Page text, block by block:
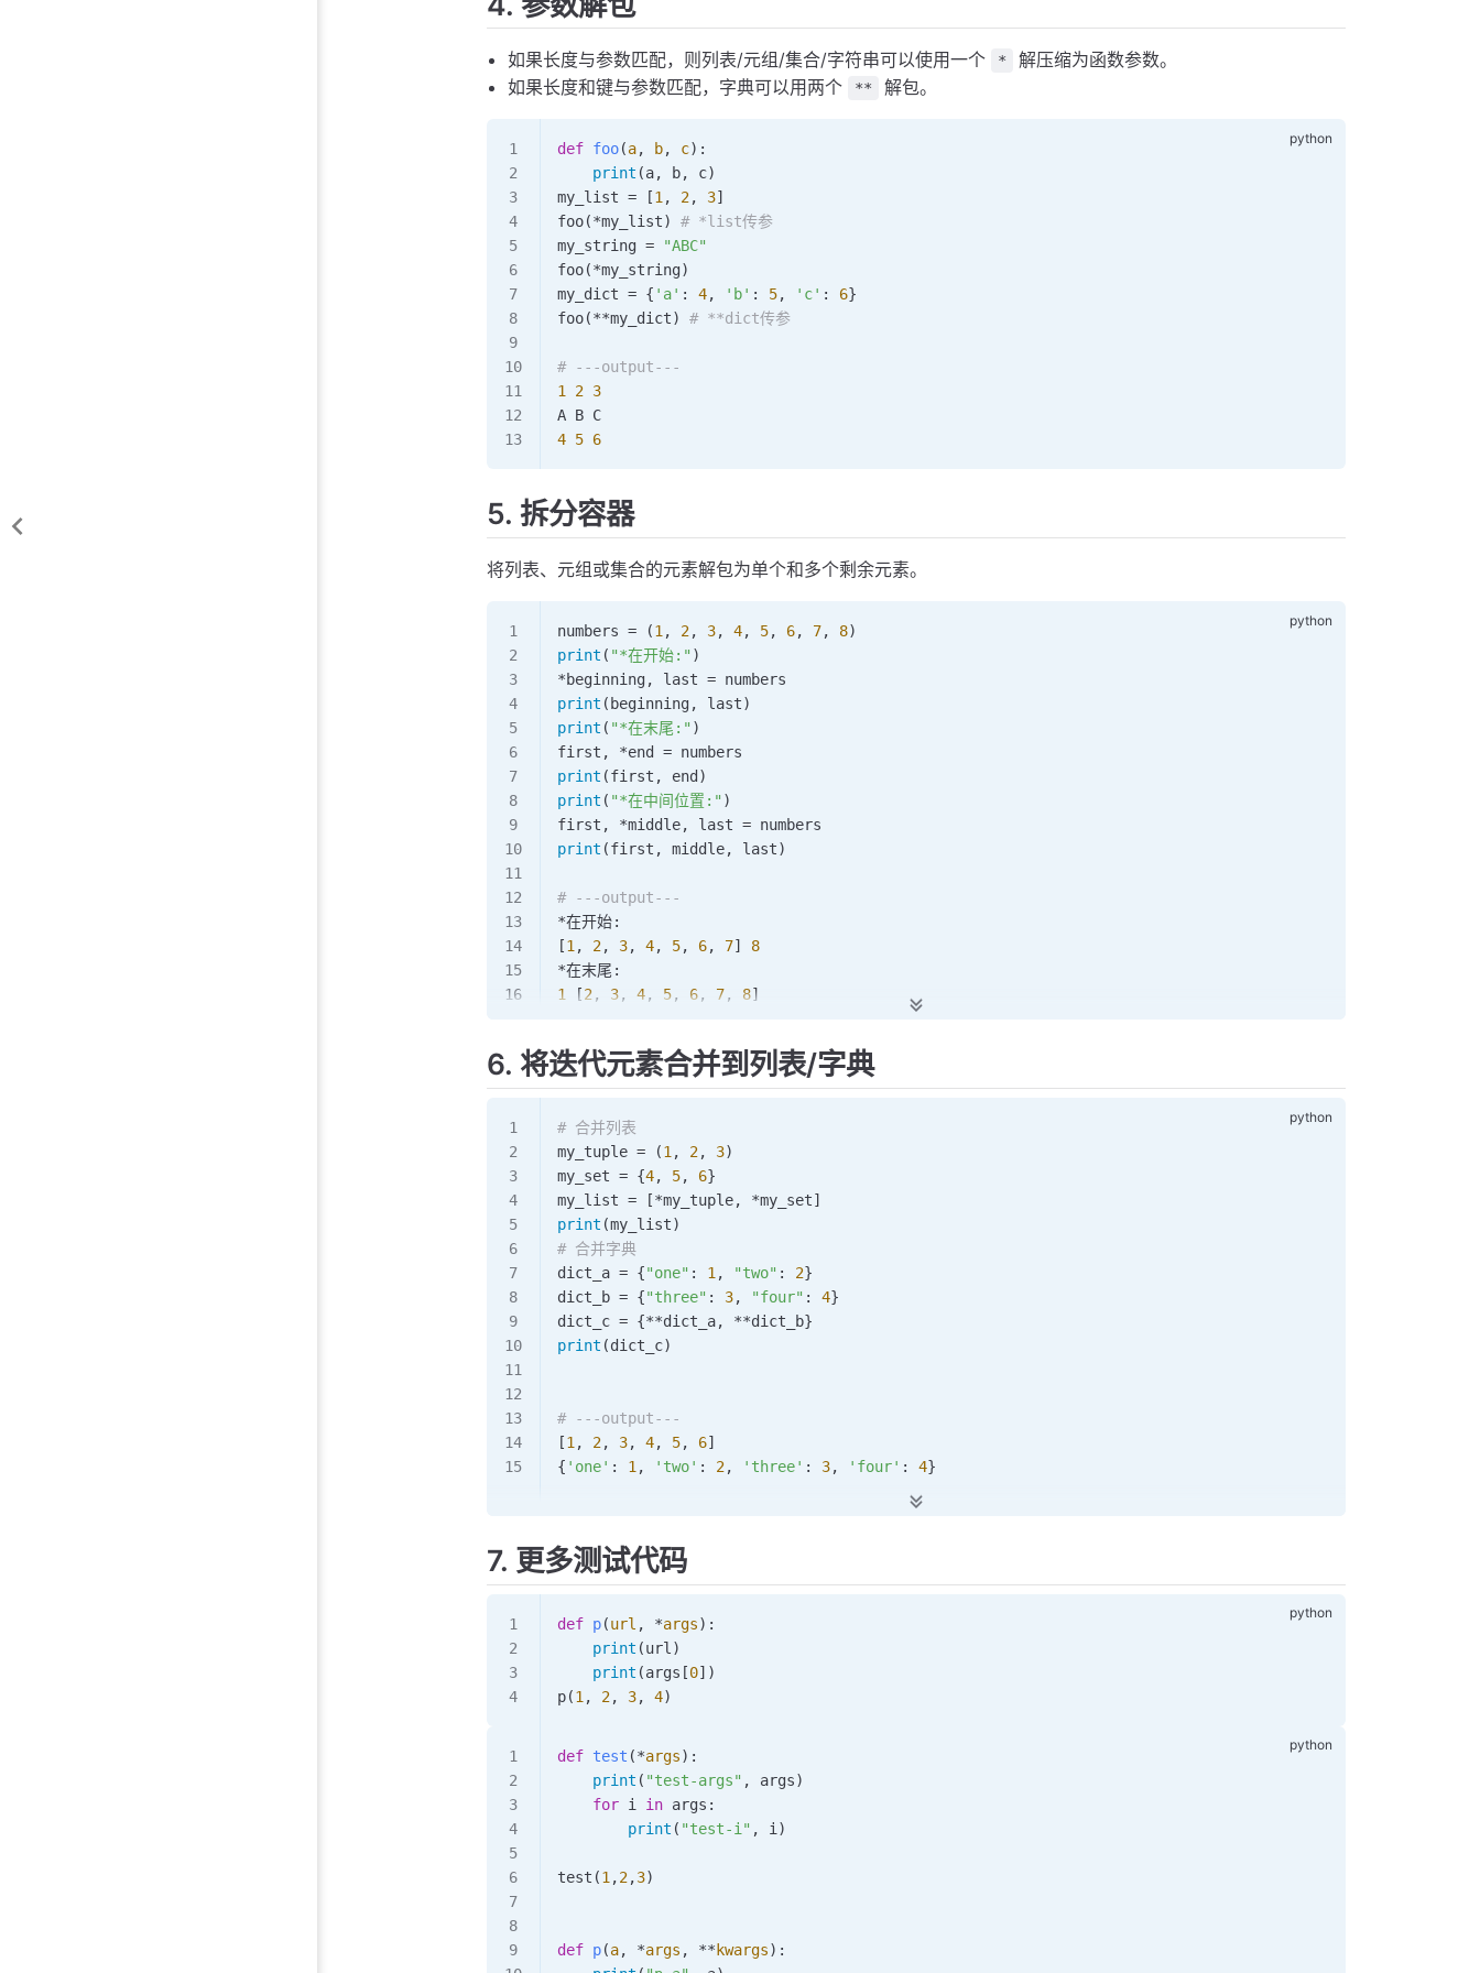
name Alex
age 8
Michael
5
如果长度与参数匹配，则列表/元组/集合/字符串可以使用一个 *
解压缩为函数参数。
如果长度和键与参数匹配，字典可以用两个
** 解包。
def foo(a, b, c):
    print
(a, b, c)
my_list = [1, 2, 3]
foo(*my_list) # *list传参
my_string = "ABC"
foo(*my_string)
my_dict = { 'a' : 4, 'b' : 5, 'c' : 6}
foo(**my_dict) # **dict传参
# ---output---
1 2 3
A B C
4 5 6
5. 拆分容器
将列表、元组或集合的元素解包为单个和多个剩余元素。
numbers = (1 , 2, 3, 4, 5, 6, 7, 8)
print ( "*在开始:" )
*beginning, last = numbers
print (beginning, last)
print ( "*在末尾:" )
first, *end = numbers
print (first, end)
print ( "*在中间位置:" )
first, *middle, last = numbers
print (first, middle, last)
# ---output---
*在开始:
[1 , 2, 3, 4, 5, 6, 7] 8
*在末尾:
1
[2 , 3, 4, 5, 6, 7, 8]
6. 将迭代元素合并到列表/字典
# 合并列表
my_tuple = (1 , 2, 3)
my_set = {4, 5, 6}
my_list = [*my_tuple, *my_set]
print (my_list)
# 合并字典
dict_a = {"one" : 1 , "two" : 2}
dict_b = {"three" : 3, "four" : 4}
dict_c = {**dict_a, **dict_b}
print (dict_c)
# ---output---
[1 , 2, 3, 4, 5, 6]
{ 'one' : 1 , 'two' : 2, 'three' : 3, 'four' : 4}
7. 更多测试代码
def p(url , *args):
    print
(url)
    print
(args[0])
p(1 , 2, 3, 4)
def test (*args):
    print
( "test-args" , args)
    for
i in args:
        print
( "test-i" , i)
test (1 ,2,3)
def p(a, *args , ** kwargs):